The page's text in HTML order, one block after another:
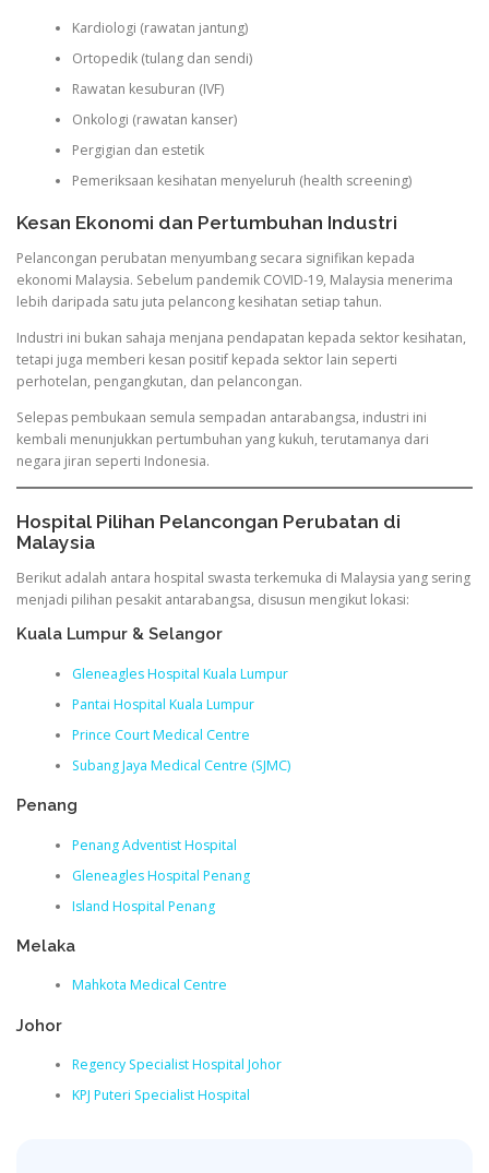
Kardiologi (rawatan jantung)
Ortopedik (tulang dan sendi)
Rawatan kesuburan (IVF)
Onkologi (rawatan kanser)
Pergigian dan estetik
Pemeriksaan kesihatan menyeluruh (health screening)
Kesan Ekonomi dan Pertumbuhan Industri
Pelancongan perubatan menyumbang secara signifikan kepada
ekonomi Malaysia. Sebelum pandemik COVID-19, Malaysia menerima
lebih daripada satu juta pelancong kesihatan setiap tahun.
Industri ini bukan sahaja menjana pendapatan kepada sektor kesihatan,
tetapi juga memberi kesan positif kepada sektor lain seperti
perhotelan, pengangkutan, dan pelancongan.
Selepas pembukaan semula sempadan antarabangsa, industri ini
kembali menunjukkan pertumbuhan yang kukuh, terutamanya dari
negara jiran seperti Indonesia.
Hospital Pilihan Pelancongan Perubatan di
Malaysia
Berikut adalah antara hospital swasta terkemuka di Malaysia yang sering
menjadi pilihan pesakit antarabangsa, disusun mengikut lokasi:
Kuala Lumpur & Selangor
Gleneagles Hospital Kuala Lumpur
Pantai Hospital Kuala Lumpur
Prince Court Medical Centre
Subang Jaya Medical Centre (SJMC)
Penang
Penang Adventist Hospital
Gleneagles Hospital Penang
Island Hospital Penang
Melaka
Mahkota Medical Centre
Johor
Regency Specialist Hospital Johor
KPJ Puteri Specialist Hospital